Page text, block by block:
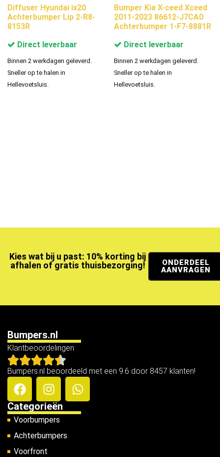
Diffuser Hyundai ix20
Achterbumper Lip 2-R8-
8153R
Direct leverbaar
Binnen 2 werkdagen geleverd.
Sneller op te halen in
Hellevoetsluis.
Bumper Kia X-ceed Xceed
2011-2023 86612-J7CA0
Achterbumper 1-F7-8881R
Direct leverbaar
Binnen 2 werkdagen geleverd.
Sneller op te halen in
Hellevoetsluis.
Kies wat bij u past: 10% korting bij
afhalen of gratis thuisbezorging!
ONDERDEEL
AANVRAGEN
Bumpers.nl
Klantbeoordelingen
Bumpers.nl beoordeeld met een 9.6 door 8457 klanten!
Categorieën
Voorbumpers
Achterbumpers
Voorfront